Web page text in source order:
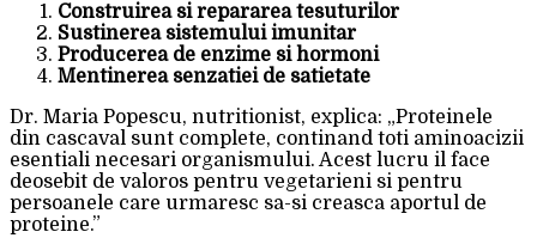
Construirea si repararea tesuturilor
Sustinerea sistemului imunitar
Producerea de enzime si hormoni
Mentinerea senzatiei de satietate
Dr. Maria Popescu, nutritionist, explica: „Proteinele
din cascaval sunt complete, continand toti aminoacizii
esentiali necesari organismului. Acest lucru il face
deosebit de valoros pentru vegetarieni si pentru
persoanele care urmaresc sa-si creasca aportul de
proteine.”